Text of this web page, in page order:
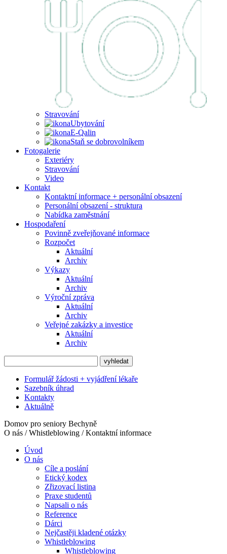
Stravování
Ubytování
E-Qalin
Staň se dobrovolníkem
Fotogalerie
Exteriéry
Stravování
Video
Kontakt
Kontaktní informace + personální obsazení
Personální obsazení - struktura
Nabídka zaměstnání
Hospodaření
Povinně zveřejňované informace
Rozpočet
Aktuální
Archiv
Výkazy
Aktuální
Archiv
Výroční zpráva
Aktuální
Archiv
Veřejné zakázky a investice
Aktuální
Archiv
Formulář žádosti + vyjádření lékaře
Sazebník úhrad
Kontakty
Aktuálně
Domov pro seniory Bechyně
O nás / Whistleblowing / Kontaktní informace
Úvod
O nás
Cíle a poslání
Etický kodex
Zřizovací listina
Praxe studentů
Napsali o nás
Reference
Dárci
Nejčastěji kladené otázky
Whistleblowing
Whistleblowing